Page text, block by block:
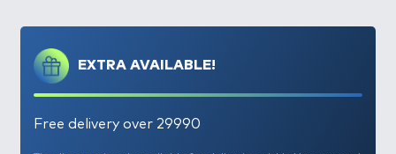
EXTRA AVAILABLE!
Free delivery over 29990